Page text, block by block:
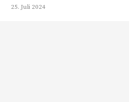
25. Juli 2024